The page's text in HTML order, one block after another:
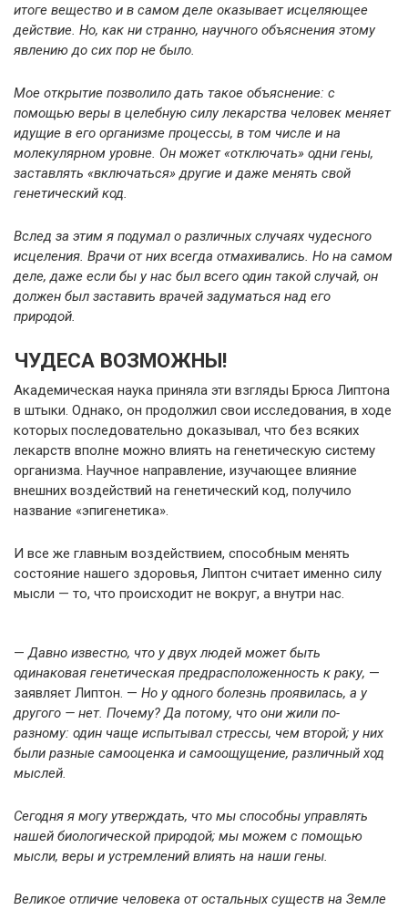
итоге вещество и в самом деле оказывает исцеляющее
действие. Но, как ни странно, научного объяснения этому
явлению до сих пор не было.
Мое открытие позволило дать такое объяснение: с
помощью веры в целебную силу лекарства человек меняет
идущие в его организме процессы, в том числе и на
молекулярном уровне. Он может «отключать» одни гены,
заставлять «включаться» другие и даже менять свой
генетический код.
Вслед за этим я подумал о различных случаях чудесного
исцеления. Врачи от них всегда отмахивались. Но на самом
деле, даже если бы у нас был всего один такой случай, он
должен был заставить врачей задуматься над его
природой.
ЧУДЕСА ВОЗМОЖНЫ!
Академическая наука приняла эти взгляды Брюса Липтона
в штыки. Однако, он продолжил свои исследования, в ходе
которых последовательно доказывал, что без всяких
лекарств вполне можно влиять на генетическую систему
организма. Научное направление, изучающее влияние
внешних воздействий на генетический код, получило
название «эпигенетика».
И все же главным воздействием, способным менять
состояние нашего здоровья, Липтон считает именно силу
мысли — то, что происходит не вокруг, а внутри нас.
—Давно известно, что у двух людей может быть
одинаковая генетическая предрасположенность к раку, —
заявляет Липтон. — Но у одного болезнь проявилась, а у
другого — нет. Почему? Да потому, что они жили по-
разному: один чаще испытывал стрессы, чем второй; у них
были разные самооценка и самоощущение, различный ход
мыслей.
Сегодня я могу утверждать, что мы способны управлять
нашей биологической природой; мы можем с помощью
мысли, веры и устремлений влиять на наши гены.
Великое отличие человека от остальных существ на Земле